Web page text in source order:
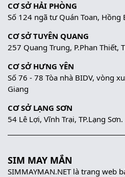
CƠ SỞ HẢI PHÒNG
Số 124 ngã tư Quán Toan, Hồng
CƠ SỞ TUYÊN QUANG
257 Quang Trung, P.Phan Thiết,
CƠ SỞ HƯNG YÊN
Số 76 - 78 Tòa nhà BIDV, vòng
Giang
CƠ SỞ LẠNG SƠN
54 Lê Lợi, Vĩnh Trại, TP.Lạng Sơn.
SIM MAY MẮN
SIMMAYMAN.NET là trang web